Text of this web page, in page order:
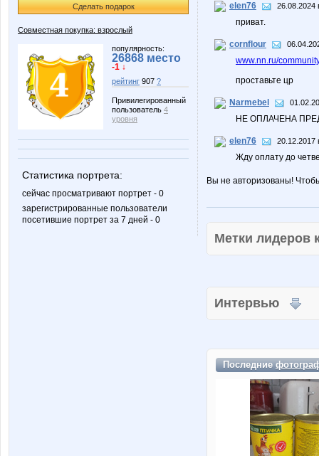
Сделать подарок
Совместная покупка: взрослый
популярность:
26868 место
-1 ↓
рейтинг 907 ?
Привилегированный
пользователь 4
уровня
Статистика портрета:
сейчас просматривают портрет - 0
зарегистрированные пользователи
посетившие портрет за 7 дней - 0
elen76 26.08.2024
приват.
cornflour
www.nn.ru/
проставьте цр
Narmebel
НЕ ОПЛАЧЕНА
elen76 20.12.2017
Жду оплату до
Вы не авторизованы!
Метки
Интервью
Последние